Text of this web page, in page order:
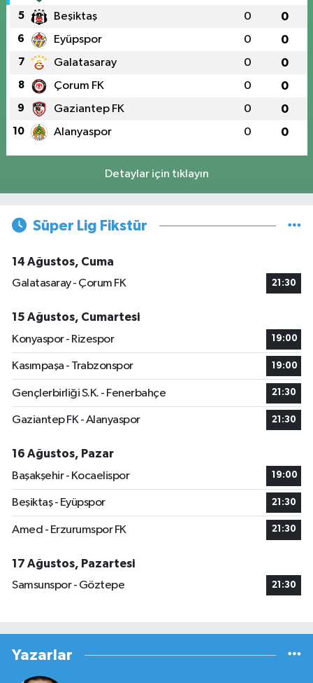
5 Beşiktaş 0 0
6 Eyüpspor 0 0
7 Galatasaray 0 0
8 Çorum FK 0 0
9 Gaziantep FK 0 0
10 Alanyaspor 0 0
Detaylar için tıklayın
Süper Lig Fikstür
14 Ağustos, Cuma
Galatasaray - Çorum FK
21:30
15 Ağustos, Cumartesi
Konyaspor - Rizespor
19:00
Kasımpaşa - Trabzonspor 19:00
Gençlerbirliği S.K. - Fenerbahçe 21:30
Gaziantep FK - Alanyaspor 21:30
16 Ağustos, Pazar
Başakşehir - Kocaelispor
19:00
Beşiktaş - Eyüpspor 21:30
Amed - Erzurumspor FK 21:30
17 Ağustos, Pazartesi
Samsunspor - Göztepe
21:30
Yazarlar